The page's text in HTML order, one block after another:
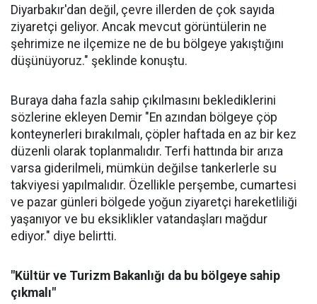
Diyarbakır'dan değil, çevre illerden de çok sayıda
ziyaretçi geliyor. Ancak mevcut görüntülerin ne
şehrimize ne ilçemize ne de bu bölgeye yakıştığını
düşünüyoruz." şeklinde konuştu.
Buraya daha fazla sahip çıkılmasını beklediklerini
sözlerine ekleyen Demir "En azından bölgeye çöp
konteynerleri bırakılmalı, çöpler haftada en az bir kez
düzenli olarak toplanmalıdır. Terfi hattında bir arıza
varsa giderilmeli, mümkün değilse tankerlerle su
takviyesi yapılmalıdır. Özellikle perşembe, cumartesi
ve pazar günleri bölgede yoğun ziyaretçi hareketliliği
yaşanıyor ve bu eksiklikler vatandaşları mağdur
ediyor." diye belirtti.
"Kültür ve Turizm Bakanlığı da bu bölgeye sahip
çıkmalı"